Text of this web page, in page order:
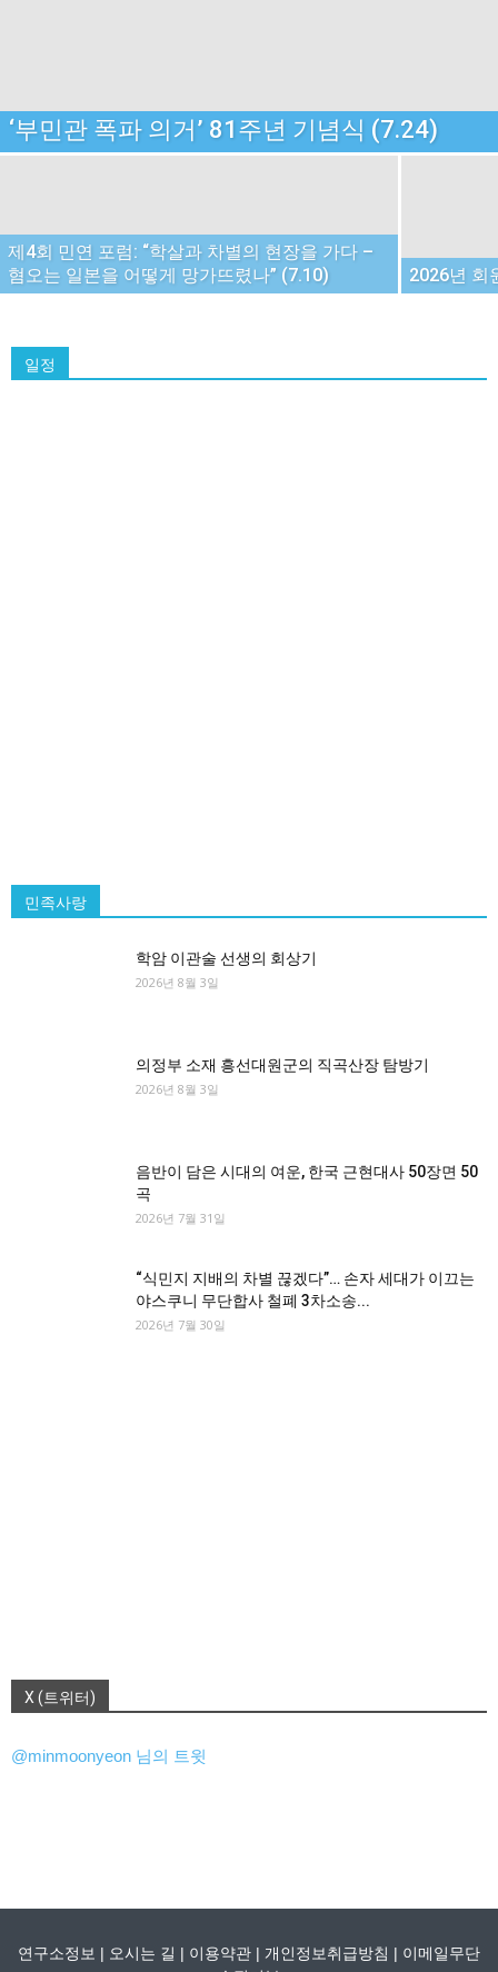
‘부민관 폭파 의거’ 81주년 기념식 (7.24)
제4회 민연 포럼: “학살과 차별의 현장을 가다 –
혐오는 일본을 어떻게 망가뜨렸나” (7.10)
2026년 회
일정
민족사랑
학암 이관술 선생의 회상기
2026년 8월 3일
의정부 소재 흥선대원군의 직곡산장 탐방기
2026년 8월 3일
음반이 담은 시대의 여운, 한국 근현대사 50장면 50
곡
2026년 7월 31일
“식민지 지배의 차별 끊겠다”… 손자 세대가 이끄는
야스쿠니 무단합사 철폐 3차소송...
2026년 7월 30일
X (트위터)
@minmoonyeon 님의 트윗
연구소정보 | 오시는 길 | 이용약관 | 개인정보취급방침 | 이메일무단